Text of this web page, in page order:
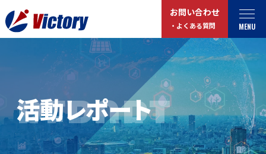
MENU
お問い合わせ
・よくある質問
事業紹介
総合解体 / 解体事業
産業廃棄物収集/ 運搬
最新情報
お役立ちコラム
プライバシーポリシー
活動レポート
REPORT